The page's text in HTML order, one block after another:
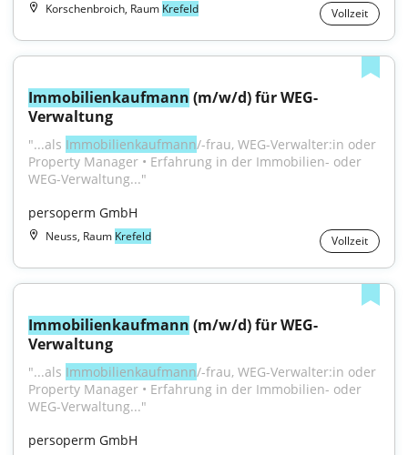
Korschenbroich, Raum Krefeld Vollzeit
Immobilienkaufmann (m/w/d) für WEG-
Verwaltung
"...als Immobilienkaufmann/-frau, WEG-Verwalter:in oder
Property Manager • Erfahrung in der Immobilien- oder
WEG-Verwaltung..."
persoperm GmbH
Neuss, Raum Krefeld Vollzeit
Immobilienkaufmann (m/w/d) für WEG-
Verwaltung
"...als Immobilienkaufmann/-frau, WEG-Verwalter:in oder
Property Manager • Erfahrung in der Immobilien- oder
WEG-Verwaltung..."
persoperm GmbH